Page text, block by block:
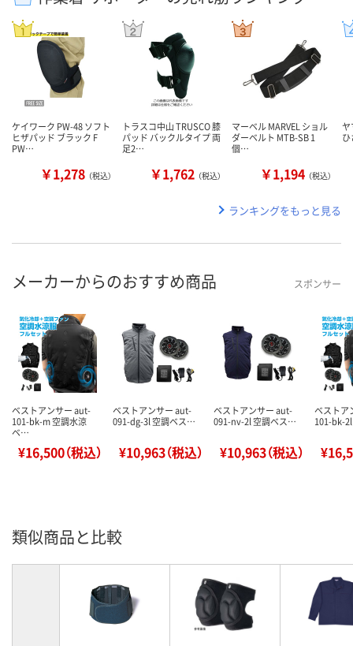
ケイワーク PW-48 ソフト
ヒザパッド ブラック F
PW…
￥1,278 （税込）
トラスコ中山 TRUSCO 膝
パッド バックルタイプ 両
足2…
￥1,762 （税込）
マーベル MARVEL ショル
ダーベルト MTB-SB 1
個…
￥1,194 （税込）
ヤ
ランキングをもっと見る
メーカーからのおすすめ商品 スポンサー
ベストアンサー aut-
101-bk-m 空調水涼
ベ…
¥16,500（税込）
ベストアンサー aut-
091-dg-3l 空調ベス…
¥10,963（税込）
ベストアンサー aut-
091-nv-2l 空調ベス…
¥10,963（税込）
ベストア
101-bk-
類似商品と比較